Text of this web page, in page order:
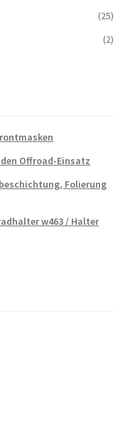
(25)
(2)
Offroad-Einsatz
Folierung
w463 / Halter